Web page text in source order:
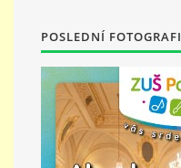
KONTAKTY
PŘÍMĚSTSKÝ TÁBOR
MISS VÝTVARNÝ MODEL
POSLEDNÍ